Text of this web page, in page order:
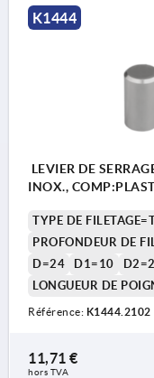
K1444
LEVIER DE
INOX.,
TYPE DE
PROFONDEUR DE
D=24
D1=10
LONGUEUR DE
Référence: K1444.2102
11,71 €
hors TVA